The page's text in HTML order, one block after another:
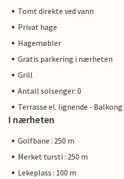
Tomt direkte ved vann
Privat hage
Hagemøbler
Gratis parkering i nærheten
Grill
Antall solsenger: 0
Terrasse el. lignende -
I nærheten
Golfbane : 250 m
Merket tursti : 250 m
Lekeplass : 100 m